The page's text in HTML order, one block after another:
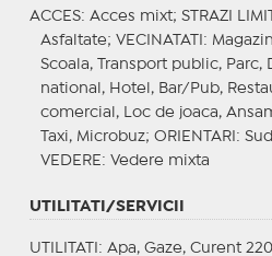
ACCES: Acces mixt; STRAZI
Asfaltate; VECINATATI :
Scoala, Transport public,
national, Hotel, Bar/Pub,
comercial, Loc de joaca,
Taxi, Microbuz; ORIENTARI :
VEDERE : Vedere mixta
UTILITATI/SERVICII
UTILITATI : Apa, Gaze, Curent